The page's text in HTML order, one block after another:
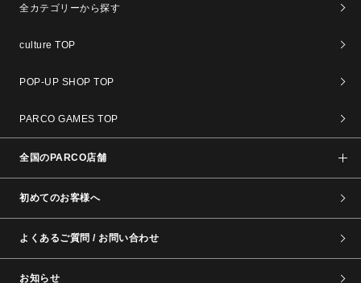
全カテゴリーから探す
culture TOP
POP-UP SHOP TOP
PARCO GAMES TOP
全国のPARCO店舗
初めてのお客様へ
よくあるご質問 / お問い合わせ
お知らせ